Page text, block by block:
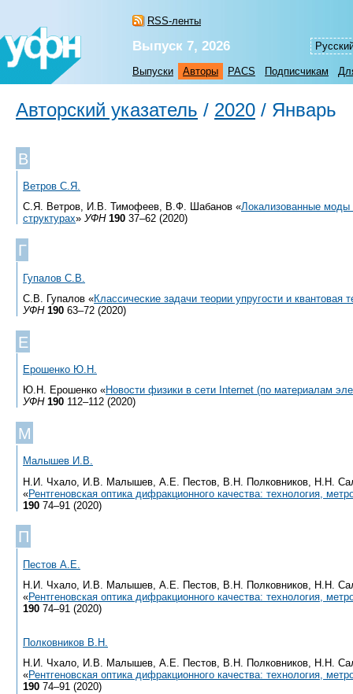
RSS-ленты
Выпуск 7, 2026
Выпуски Авторы PACS Подписчикам
Авторский указатель / 2020 / Январь
В
Ветров С.Я.
С.Я. Ветров, И.В. Тимофеев, В.Ф. Шабанов «Локализованные
структурах» УФН 190 37–62 (2020)
Г
Гупалов С.В.
С.В. Гупалов «Классические задачи теории упругости и квантовая
УФН 190 63–72 (2020)
Е
Ерошенко Ю.Н.
Ю.Н. Ерошенко «Новости физики в сети Internet (по материалам
УФН 190 112–112 (2020)
М
Малышев И.В.
Н.И. Чхало, И.В. Малышев, А.Е. Пестов, В.Н. Полковников, Н.Н.
«Рентгеновская оптика дифракционного качества: технология,
190 74–91 (2020)
П
Пестов А.Е.
Н.И. Чхало, И.В. Малышев, А.Е. Пестов, В.Н. Полковников, Н.Н.
«Рентгеновская оптика дифракционного качества: технология,
190 74–91 (2020)
Полковников В.Н.
Н.И. Чхало, И.В. Малышев, А.Е. Пестов, В.Н. Полковников, Н.Н.
«Рентгеновская оптика дифракционного качества: технология,
190 74–91 (2020)